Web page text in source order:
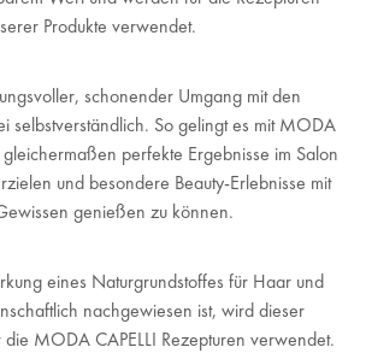
Produkte verwendet.
schonender Umgang mit den
selbstverständlich. So gelingt es mit MODA
gleichermaßen perfekte Ergebnisse im Salon
und besondere Beauty-Erlebnisse mit
genießen zu können.
eines Naturgrundstoffes für Haar und
nachgewiesen ist, wird dieser
MODA CAPELLI Rezepturen verwendet.